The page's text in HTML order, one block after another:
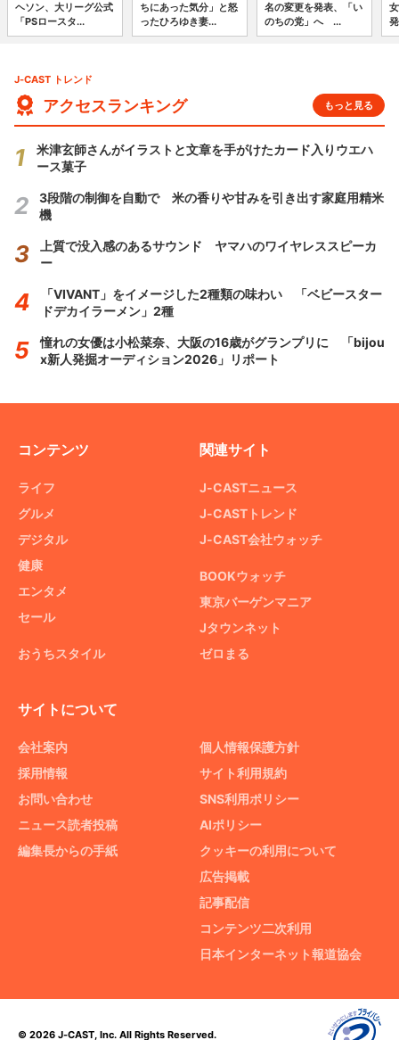
ヘソン、大リーグ公式
「PSロースタ...
ちにあった気分」と怒
ったひろゆき妻...
名の変更を発表、「い
のちの党」へ ...
J-CAST トレンド
アクセスランキング もっと見る
米津玄師さんがイラストと文章を手がけたカード入りウエハ
ース菓子
3段階の制御を自動で 米の香りや甘みを引き出す家庭用精米
機
上質で没入感のあるサウンド ヤマハのワイヤレススピーカ
ー
「VIVANT」をイメージした2種類の味わい 「ベビースター
ドデカイラーメン」2種
憧れの女優は小松菜奈、大阪の16歳がグランプリに 「bijou
x新人発掘オーディション2026」リポート
コンテンツ
ライフ
グルメ
デジタル
健康
エンタメ
セール
おうちスタイル
関連サイト
J-CASTニュース
J-CASTトレンド
J-CAST会社ウォッチ
BOOKウォッチ
東京バーゲンマニア
Jタウンネット
ゼロまる
サイトについて
会社案内
採用情報
お問い合わせ
ニュース読者投稿
編集長からの手紙
個人情報保護方針
サイト利用規約
SNS利用ポリシー
AIポリシー
クッキーの利用について
広告掲載
記事配信
コンテンツ二次利用
日本インターネット報道協会
© 2026 J-CAST, Inc. All Rights Reserved.